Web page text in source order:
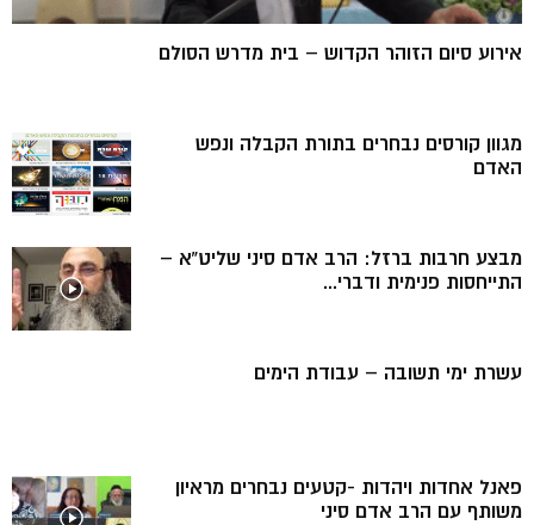
אירוע סיום הזוהר הקדוש – בית מדרש הסולם
מגוון קורסים נבחרים בתורת הקבלה ונפש
האדם
מבצע חרבות ברזל: הרב אדם סיני שליט”א –
התייחסות פנימית ודברי...
עשרת ימי תשובה – עבודת הימים
פאנל אחדות ויהדות -קטעים נבחרים מראיון
משותף עם הרב אדם סיני